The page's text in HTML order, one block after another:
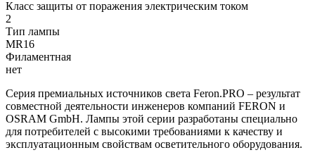
Класс защиты от поражения электрическим током
2
Тип лампы
MR16
Филаментная
нет
Серия премиальных источников света Feron.PRO – результат
совместной деятельности инженеров компаний FERON и
OSRAM GmbH. Лампы этой серии разработаны специально
для потребителей с высокими требованиями к качеству и
эксплуатационным свойствам осветительного оборудования.